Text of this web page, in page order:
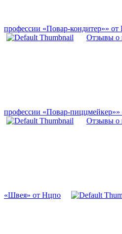
профессии «Повар-кондитер»»
Отзывы о
профессии «Повар-
Отзывы о
«Швея» от Нцпо